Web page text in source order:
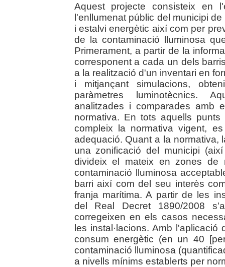
Aquest projecte consisteix en
l'enllumenat públic del municipi
i estalvi energètic així com per
de la contaminació lluminosa
Primerament, a partir de la
corresponent a cada un dels
a la realització d'un inventari en
i mitjançant simulacions,
paràmetres luminotècnics.
analitzades i comparades amb
normativa. En tots aquells
compleix la normativa vigent,
adequació. Quant a la normativa,
una zonificació del municipi
divideix el mateix en zones
contaminació lluminosa
barri així com del seu interès
franja marítima. A partir de les
del Real Decret 1890/2008
corregeixen en els casos
les instal·lacions. Amb
consum energètic (en un 40
contaminació lluminosa
a nivells mínims establerts per